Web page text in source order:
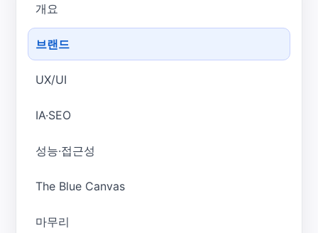
개요
브랜드
UX/UI
IA·SEO
성능·접근성
The Blue Canvas
마무리